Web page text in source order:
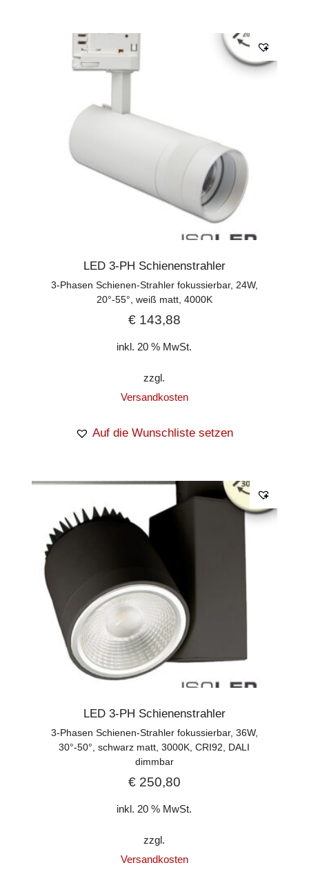
LED 3-PH Schienenstrahler
3-Phasen Schienen-Strahler fokussierbar, 24W,
20°-55°, weiß matt, 4000K
€143,88
inkl. 20 % MwSt.
zzgl.
Versandkosten
Auf die Wunschliste setzen
LED 3-PH Schienenstrahler
3-Phasen Schienen-Strahler fokussierbar, 36W,
30°-50°, schwarz matt, 3000K, CRI92, DALI
dimmbar
€250,80
inkl. 20 % MwSt.
zzgl.
Versandkosten